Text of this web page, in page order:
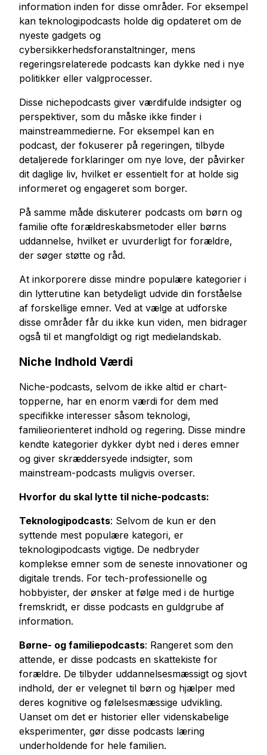
information inden for disse områder. For eksempel
kan teknologipodcasts holde dig opdateret om de
nyeste gadgets og
cybersikkerhedsforanstaltninger, mens
regeringsrelaterede podcasts kan dykke ned i nye
politikker eller valgprocesser.
Disse nichepodcasts giver værdifulde indsigter og
perspektiver, som du måske ikke finder i
mainstreammedierne. For eksempel kan en
podcast, der fokuserer på regeringen, tilbyde
detaljerede forklaringer om nye love, der påvirker
dit daglige liv, hvilket er essentielt for at holde sig
informeret og engageret som borger.
På samme måde diskuterer podcasts om børn og
familie ofte forældreskabsmetoder eller børns
uddannelse, hvilket er uvurderligt for forældre,
der søger støtte og råd.
At inkorporere disse mindre populære kategorier i
din lytterutine kan betydeligt udvide din forståelse
af forskellige emner. Ved at vælge at udforske
disse områder får du ikke kun viden, men bidrager
også til et mangfoldigt og rigt medielandskab.
Niche Indhold Værdi
Niche-podcasts, selvom de ikke altid er chart-
topperne, har en enorm værdi for dem med
specifikke interesser såsom teknologi,
familieorienteret indhold og regering. Disse mindre
kendte kategorier dykker dybt ned i deres emner
og giver skræddersyede indsigter, som
mainstream-podcasts muligvis overser.
Hvorfor du skal lytte til niche-podcasts:
Teknologipodcasts: Selvom de kun er den
syttende mest populære kategori, er
teknologipodcasts vigtige. De nedbryder
komplekse emner som de seneste innovationer og
digitale trends. For tech-professionelle og
hobbyister, der ønsker at følge med i de hurtige
fremskridt, er disse podcasts en guldgrube af
information.
Børne- og familiepodcasts: Rangeret som den
attende, er disse podcasts en skattekiste for
forældre. De tilbyder uddannelsesmæssigt og sjovt
indhold, der er velegnet til børn og hjælper med
deres kognitive og følelsesmæssige udvikling.
Uanset om det er historier eller videnskabelige
eksperimenter, gør disse podcasts læring
underholdende for hele familien.